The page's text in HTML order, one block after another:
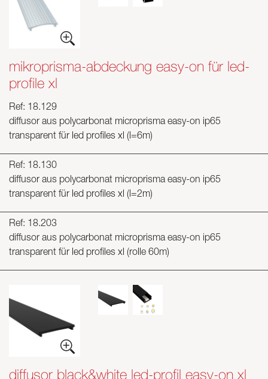
mikroprisma-abdeckung easy-on für led-
profile xl
Ref: 18.129
diffusor aus polycarbonat microprisma easy-on ip65
transparent für led profiles xl (l=6m)
Ref: 18.130
diffusor aus polycarbonat microprisma easy-on ip65
transparent für led profiles xl (l=2m)
Ref: 18.203
diffusor aus polycarbonat microprisma easy-on ip65
transparent für led profiles xl (rolle 60m)
diffusor black&white led-profil easy-on xl